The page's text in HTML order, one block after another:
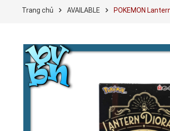
Trang chủ AVAILABLE POKEMON